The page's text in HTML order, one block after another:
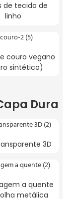
de tecido de
linho
couro vegano
sintético)
Dura
3D
a quente
metálica